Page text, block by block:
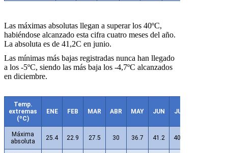
Las máximas absolutas llegan a superar los 40ºC,
habiéndose alcanzado esta cifra cuatro meses del año.
La absoluta es de 41,2C en junio.
Las mínimas más bajas registradas nunca han llegado
a los -5ºC, siendo las más baja los -4,7ºC alcanzados
en diciembre.
Temp.
extremas
(ºC)
ENE FEB MAR ABR MAY JUN JUL
Máxima
absoluta
25.4 22.9 27.5 30 36.7 41.2 40.6